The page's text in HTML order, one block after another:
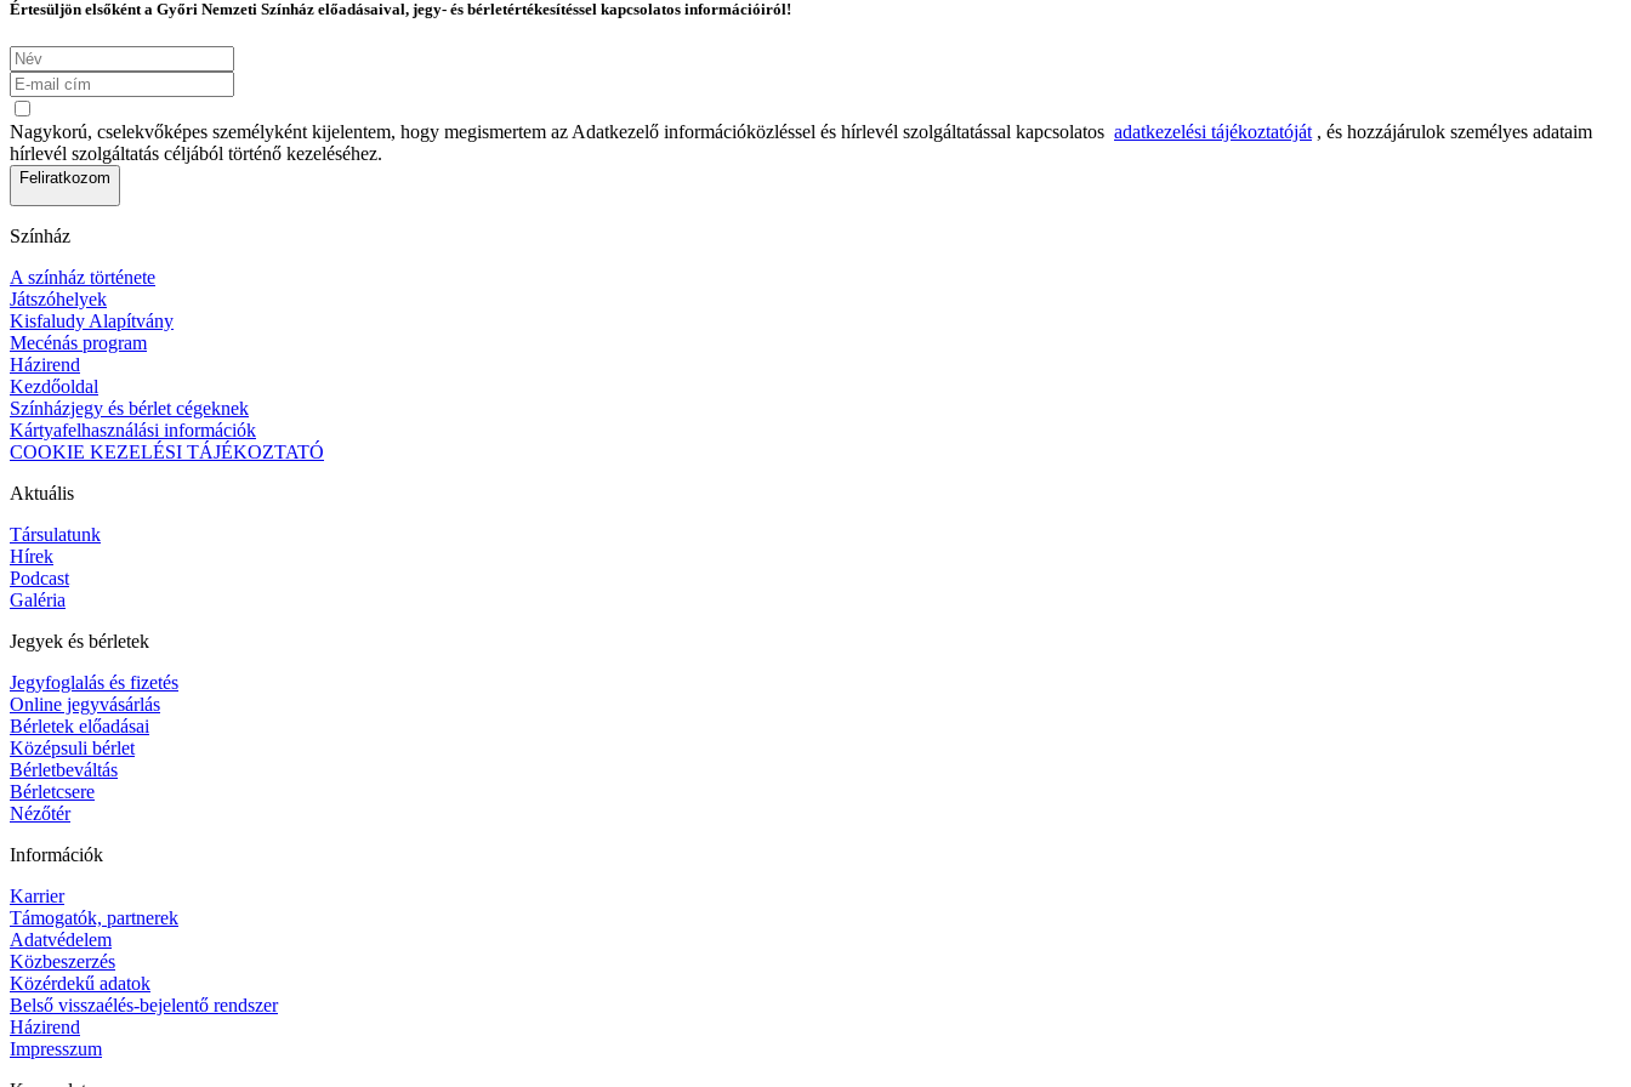
Értesüljön elsőként a Győri Nemzeti Színház előadásaival, jegy- és bérletértékesítéssel kapcsolatos információiról!
Nagykorú, cselekvőképes személyként kijelentem, hogy megismertem az Adatkezelő információközléssel és hírlevél szolgáltatással kapcsolatos adatkezelési tájékoztatóját , és hozzájárulok személyes adataim
hírlevél szolgáltatás céljából történő kezeléséhez.
Feliratkozom
Színház
A színház története
Játszóhelyek
Kisfaludy Alapítvány
Mecénás program
Házirend
Kezdőoldal
Színházjegy és bérlet cégeknek
Kártyafelhasználási információk
COOKIE KEZELÉSI TÁJÉKOZTATÓ
Aktuális
Társulatunk
Hírek
Podcast
Galéria
Jegyek és bérletek
Jegyfoglalás és fizetés
Online jegyvásárlás
Bérletek előadásai
Középsuli bérlet
Bérletbeváltás
Bérletcsere
Nézőtér
Információk
Karrier
Támogatók, partnerek
Adatvédelem
Közbeszerzés
Közérdekű adatok
Belső visszaélés-bejelentő rendszer
Házirend
Impresszum